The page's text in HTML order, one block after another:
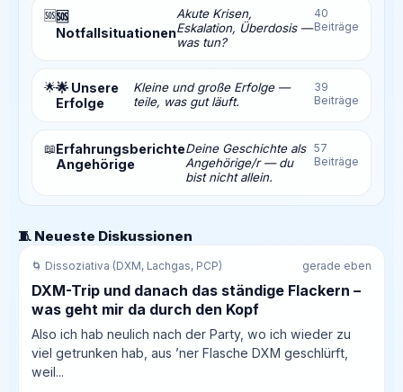
🆘🆘
Notfallsituationen
Akute Krisen,
Eskalation, Überdosis —
was tun?
40
Beiträge
🌟🌟 Unsere
Erfolge
Kleine und große Erfolge —
teile, was gut läuft.
39
Beiträge
📖Erfahrungsberichte
Angehörige
Deine Geschichte als
Angehörige/r — du
bist nicht allein.
57
Beiträge
🧵 Neueste Diskussionen
🌀 Dissoziativa (DXM, Lachgas, PCP) gerade eben
DXM-Trip und danach das ständige Flackern –
was geht mir da durch den Kopf
Also ich hab neulich nach der Party, wo ich wieder zu
viel getrunken hab, aus ’ner Flasche DXM geschlürft,
weil...